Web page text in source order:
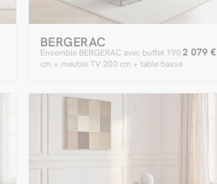
BERGERAC
Ensemble BERGERAC avec buffet 190
cm + meuble TV 200 cm + table basse
2 079 €